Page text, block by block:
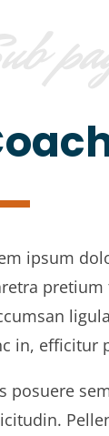
page
ipsum
pretium
in, efficitur
posuere